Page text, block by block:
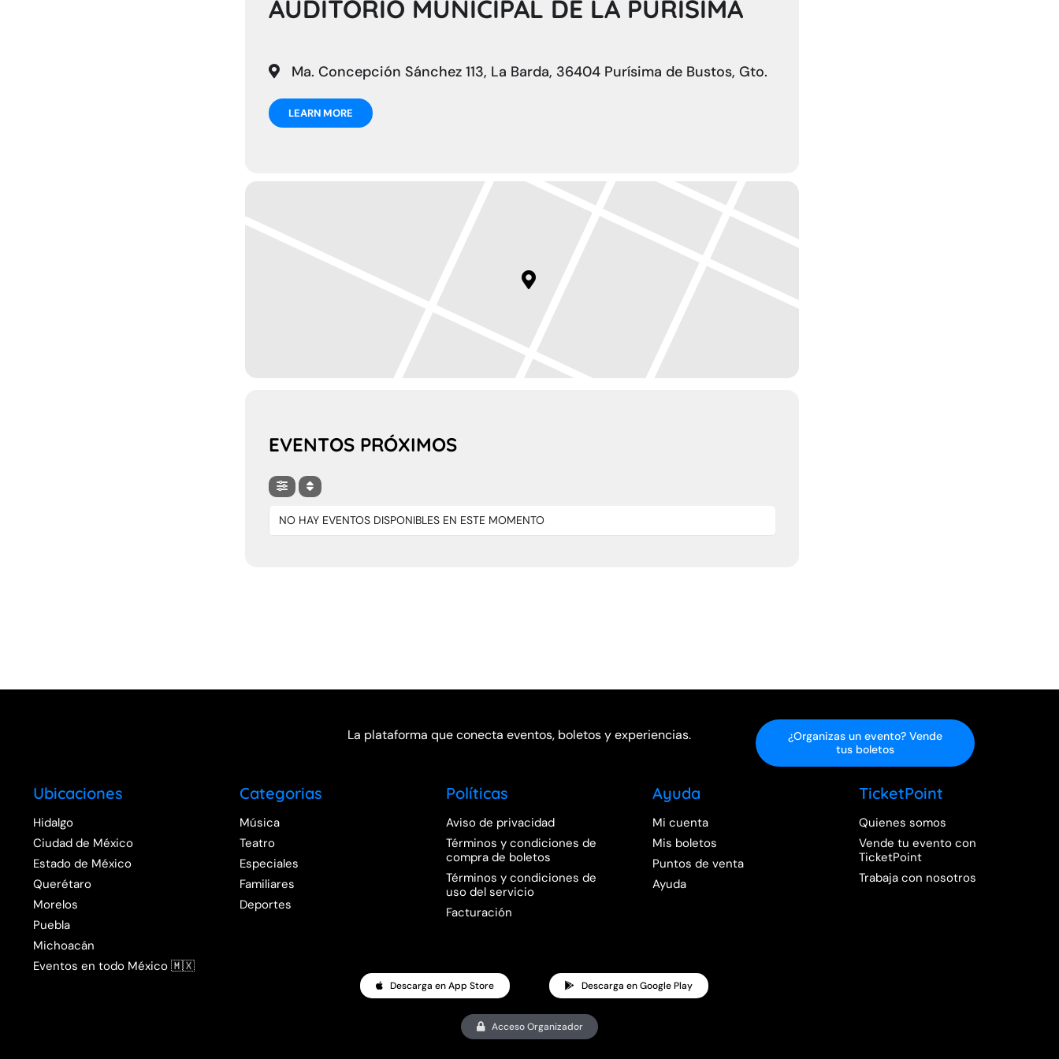
AUDITORIO MUNICIPAL DE LA PURÍSIMA
Ma. Concepción Sánchez 113, La Barda, 36404 Purísima de Bustos, Gto.
LEARN MORE
EVENTOS PRÓXIMOS
NO HAY EVENTOS DISPONIBLES EN ESTE MOMENTO
La plataforma que conecta eventos, boletos y experiencias.
¿Organizas un evento? Vende
tus boletos
Ubicaciones
Hidalgo
Ciudad de México
Estado de México
Querétaro
Morelos
Puebla
Michoacán
Eventos en todo México 🇲🇽
Categorias
Música
Teatro
Especiales
Familiares
Deportes
Políticas
Aviso de privacidad
Términos y condiciones de
compra de boletos
Términos y condiciones de
uso del servicio
Facturación
Ayuda
Mi cuenta
Mis boletos
Puntos de venta
Ayuda
TicketPoint
Quienes somos
Vende tu evento con
TicketPoint
Trabaja con nosotros
Descarga en App Store Descarga en Google Play
Acceso Organizador